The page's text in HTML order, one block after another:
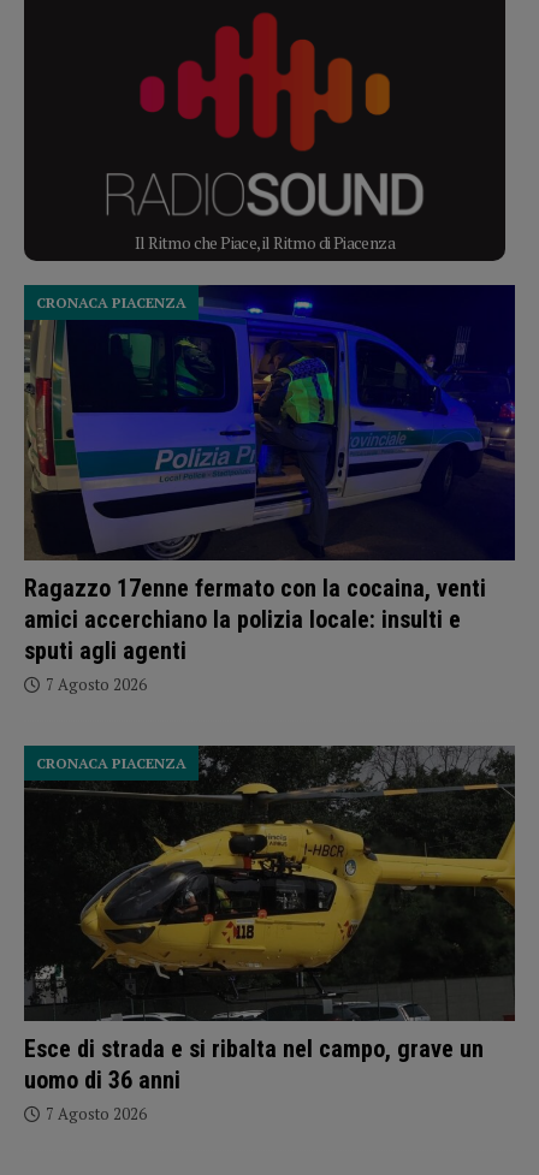
Il Ritmo che Piace, il Ritmo di Piacenza
Ragazzo 17enne fermato con la cocaina, venti
amici accerchiano la polizia locale: insulti e
sputi agli agenti
CRONACA PIACENZA
7 Agosto 2026
Esce di strada e si ribalta nel campo, grave un
uomo di 36 anni
CRONACA PIACENZA
7 Agosto 2026